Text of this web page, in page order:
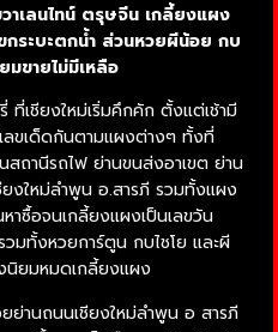
าเลนไทน์ ตรุษจีน เกลี้ยงแผง
ระบะตกน้ำ ส่วนหวยผีน้อย กบ
มขายไม่มีเหลือ
ที่เชียงใหม่เริ่มคึกคัก ตั้งแต่เช้ามี
ลขเด็ดกันตามแผงต่างๆ ทั้งที่
สถานีรถไฟ ย่านขนส่งอาเขต ย่าน
งใหม่ลำพูน อ.สารภี รวมทั้งแผง
ซื้อจนเกลี้ยงแผงเป็นเลขวัน
วมทั้งหวยการ์ตูน กบไชโย และผี
ยมหมดเกลี้ยงแผง
ย่านถนนเชียงใหม่ลำพูน อ สารภี